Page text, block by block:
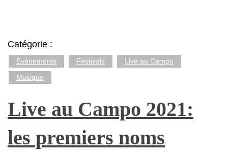
Catégorie :
Evénements Festivals
Live au Campo
Musique
Live au Campo 2021:
les premiers noms